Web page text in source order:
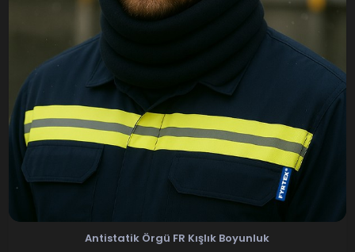
Antistatik Örgü FR Kışlık Boyunluk